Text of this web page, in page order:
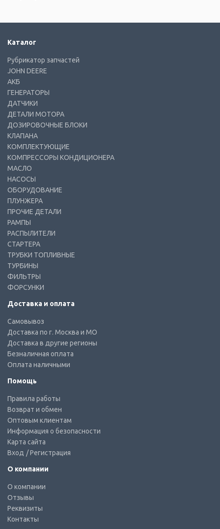
Каталог
Рубрикатор запчастей
JOHN DEERE
АКБ
ГЕНЕРАТОРЫ
ДАТЧИКИ
ДЕТАЛИ МОТОРА
ДОЗИРОВОЧНЫЕ БЛОКИ
КЛАПАНА
КОМПЛЕКТУЮЩИЕ
КОМПРЕССОРЫ КОНДИЦИОНЕРА
МАСЛО
НАСОСЫ
ОБОРУДОВАНИЕ
ПЛУНЖЕРА
ПРОЧИЕ ДЕТАЛИ
РАМПЫ
РАСПЫЛИТЕЛИ
СТАРТЕРА
ТРУБКИ ТОПЛИВНЫЕ
ТУРБИНЫ
ФИЛЬТРЫ
ФОРСУНКИ
Доставка и оплата
Самовывоз
Доставка по г. Москва и МО
Доставка в другие регионы
Безналичная оплата
Оплата наличными
Помощь
Правила работы
Возврат и обмен
Оптовым клиентам
Информация о безопасности
Карта сайта
Вход / Регистрация
О компании
О компании
Отзывы
Реквизиты
Контакты